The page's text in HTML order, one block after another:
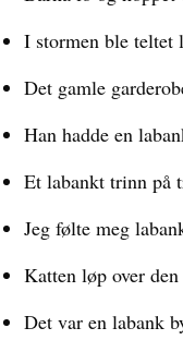
I stormen ble teltet
Det gamle
Han hadde en
Et labankt trinn på
Jeg følte meg
Katten løp over
Det var en labank